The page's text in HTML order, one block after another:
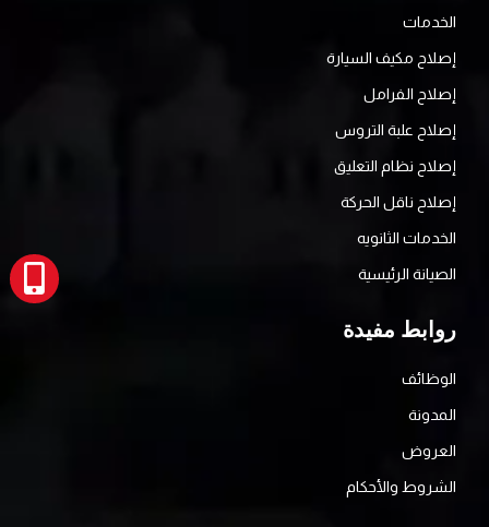
الخدمات
إصلاح مكيف السيارة
إصلاح الفرامل
إصلاح علبة التروس
إصلاح نظام التعليق
إصلاح ناقل الحركة
الخدمات الثانويه
الصيانة الرئيسية
روابط مفيدة
الوظائف
المدونة
العروض
الشروط والأحكام